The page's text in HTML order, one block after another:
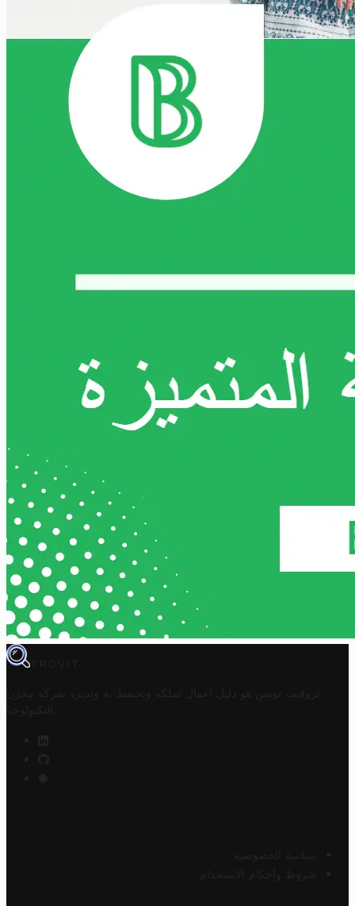
TROVIT
تروفيت تونس هو دليل أعمال تملكه وتحتفظ به وتديره
شركة مخزن
التكنولوجيا
سياسة الخصوصية
شروط وأحكام الاستخدام